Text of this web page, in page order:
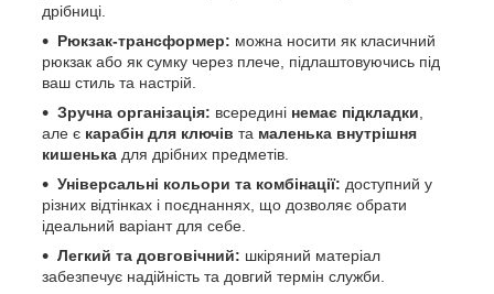
дрібниці.
Рюкзак-трансформер: можна носити як класичний
рюкзак або як сумку через плече, підлаштовуючись під
ваш стиль та настрій.
Зручна організація: всередині немає підкладки
але є карабін для ключів та маленька внутрішня
кишенька для дрібних предметів.
Універсальні кольори та комбінації: доступний у
різних відтінках і поєднаннях, що дозволяє обрати
ідеальний варіант для себе.
Легкий та довговічний: шкіряний матеріал
забезпечує надійність та довгий термін служби.